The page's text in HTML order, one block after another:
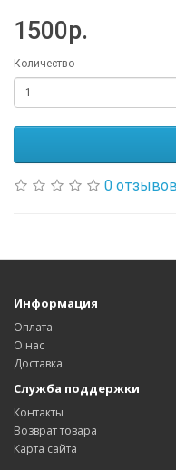
1500р.
Количество
0 отзывов
Информация
Оплата
О нас
Доставка
Служба поддержки
Контакты
Возврат товара
Карта сайта